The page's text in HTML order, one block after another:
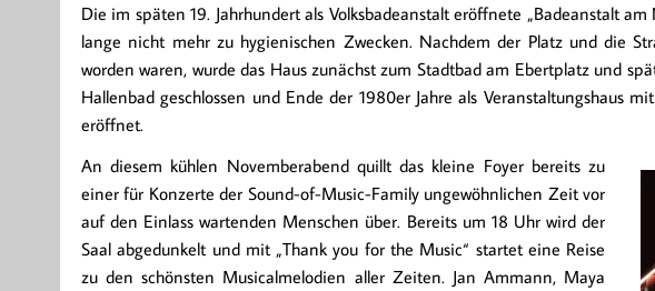
Die im späten 19. Jahrhundert als Volksbadeanstalt eröffnete „Badeanstalt
lange nicht mehr zu hygienischen Zwecken. Nachdem der Platz und die
worden waren, wurde das Haus zunächst zum Stadtbad am Ebertplatz und
Hallenbad geschlossen und Ende der 1980er Jahre als Veranstaltungshaus
eröffnet.
An diesem kühlen Novemberabend quillt das kleine Foyer bereits zu
einer für Konzerte der Sound-of-Music-Family ungewöhnlichen Zeit vor
auf den Einlass wartenden Menschen über. Bereits um 18 Uhr wird der
Saal abgedunkelt und mit „Thank you for the Music“ startet eine Reise
zu den schönsten Musicalmelodien aller Zeiten. Jan Ammann, Maya